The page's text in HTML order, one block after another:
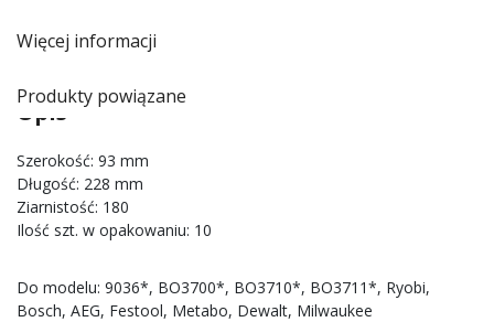
Więcej informacji
Produkty powiązane
Opis
Szerokość: 93 mm
Długość: 228 mm
Ziarnistość: 180
Ilość szt. w opakowaniu: 10
Do modelu: 9036*, BO3700*, BO3710*, BO3711*, Ryobi,
Bosch, AEG, Festool, Metabo, Dewalt, Milwaukee